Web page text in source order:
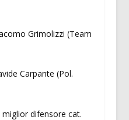
Grimolizzi (Team
Carpante (Pol.
difensore cat.